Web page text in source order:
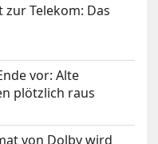
Telekom: Das
vor: Alte
plötzlich raus
von Dolby wird